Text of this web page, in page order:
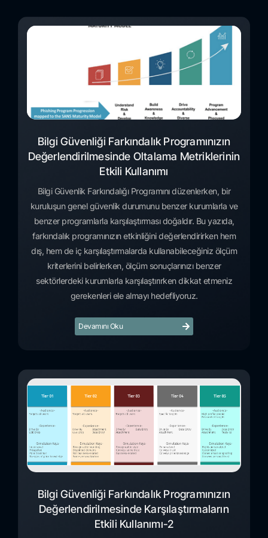
Bilgi Güvenliği Farkındalık Programınızın
Değerlendirilmesinde Oltalama Metriklerinin
Etkili Kullanımı
Bilgi Güvenlik Farkındalığı Programını düzenlerken, bir
kuruluşun genel güvenlik durumunu benzer kurumlarla ve
benzer programlarla karşılaştırması doğaldır. Bu yazıda,
farkındalık programınızın etkinliğini değerlendirirken hem
dış, hem de iç karşılaştırmalarda kullanabileceğiniz ölçüm
kriterlerini belirlerken, ölçüm sonuçlarınızı benzer
sektörlerdeki kurumlarla karşılaştırırken dikkat etmeniz
gerekenleri ele almayı hedefliyoruz.
Devamını Oku
Bilgi Güvenliği Farkındalık Programınızın
Değerlendirilmesinde Karşılaştırmaların
Etkili Kullanımı-2